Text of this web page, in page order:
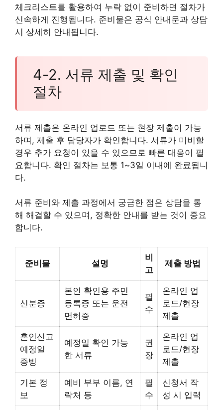
체크리스트를 활용하여 누락 없이 준비하면 절차가
신속하게 진행됩니다. 준비물은 공식 안내문과 상담
시 상세히 안내됩니다.
4-2. 서류 제출 및 확인
절차
서류 제출은 온라인 업로드 또는 현장 제출이 가능
하며, 제출 후 담당자가 확인합니다. 서류가 미비할
경우 추가 요청이 있을 수 있으므로 빠른 대응이 필
요합니다. 확인 절차는 보통 1~3일 이내에 완료됩니
다.
서류 준비와 제출 과정에서 궁금한 점은 상담을 통
해 해결할 수 있으며, 정확한 안내를 받는 것이 중요
합니다.
준비물 설명
비
고
제출 방법
신분증
본인 확인용 주민
등록증 또는 운전
면허증
필
수
온라인 업
로드/현장
제출
혼인신고
예정일
증빙
예정일 확인 가능
한 서류
권
장
온라인 업
로드/현장
제출
기본 정
보
예비 부부 이름, 연
락처 등
필
수
신청서 작
성 시 입력